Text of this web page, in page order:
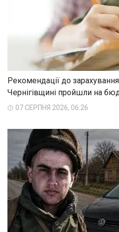
Рекомендації до
Чернігівщині пройшли на
07 СЕРПНЯ 2026, 06:26